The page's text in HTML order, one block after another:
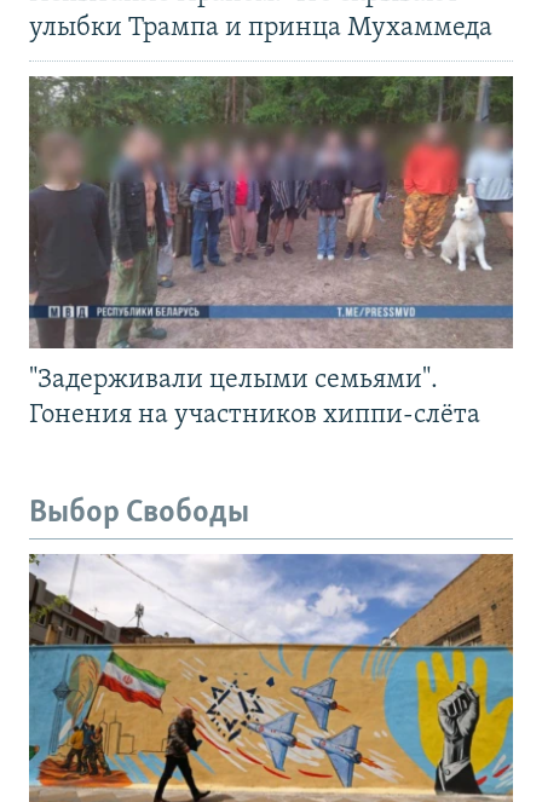
улыбки Трампа и принца Мухаммеда
"Задерживали целыми семьями".
Гонения на участников хиппи-слёта
Выбор Свободы